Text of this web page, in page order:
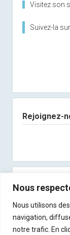
Nous
Nous utilisons
navigation,
notre trafic. En
Visitez son
Suivez-la
Rejoignez-
Abonnez-
Recevez
votre boite